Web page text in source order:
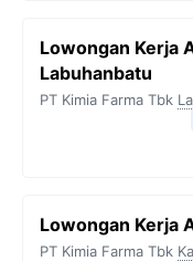
Lowongan Kerja
Labuhanbatu
PT Kimia Farma Tbk
Lowongan Kerja
PT Kimia Farma Tbk